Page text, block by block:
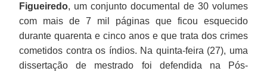
Figueiredo, um conjunto documental de 30 volumes
com mais de 7 mil páginas que ficou esquecido
durante quarenta e cinco anos e que trata dos crimes
cometidos contra os índios. Na quinta-feira (27), uma
dissertação de mestrado foi defendida na Pós-